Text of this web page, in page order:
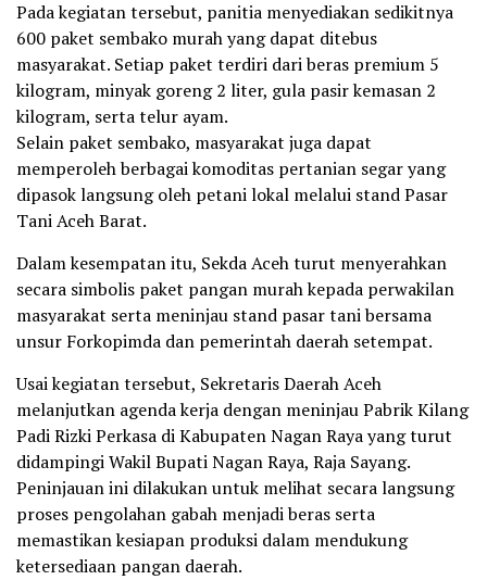
Pada kegiatan tersebut, panitia menyediakan sedikitnya
600 paket sembako murah yang dapat ditebus
masyarakat. Setiap paket terdiri dari beras premium 5
kilogram, minyak goreng 2 liter, gula pasir kemasan 2
kilogram, serta telur ayam.
Selain paket sembako, masyarakat juga dapat
memperoleh berbagai komoditas pertanian segar yang
dipasok langsung oleh petani lokal melalui stand Pasar
Tani Aceh Barat.
Dalam kesempatan itu, Sekda Aceh turut menyerahkan
secara simbolis paket pangan murah kepada perwakilan
masyarakat serta meninjau stand pasar tani bersama
unsur Forkopimda dan pemerintah daerah setempat.
Usai kegiatan tersebut, Sekretaris Daerah Aceh
melanjutkan agenda kerja dengan meninjau Pabrik Kilang
Padi Rizki Perkasa di Kabupaten Nagan Raya yang turut
didampingi Wakil Bupati Nagan Raya, Raja Sayang.
Peninjauan ini dilakukan untuk melihat secara langsung
proses pengolahan gabah menjadi beras serta
memastikan kesiapan produksi dalam mendukung
ketersediaan pangan daerah.